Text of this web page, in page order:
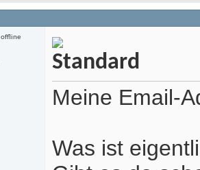
Meine Email-
Was ist